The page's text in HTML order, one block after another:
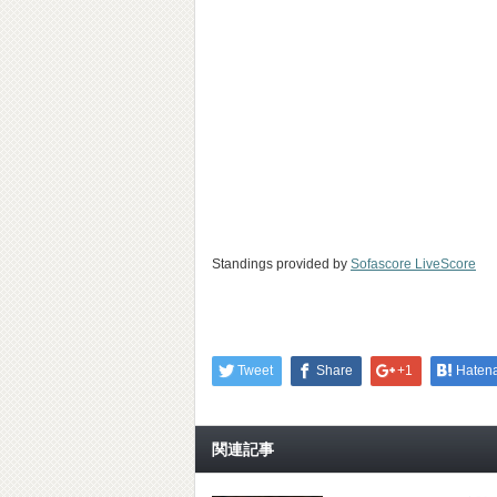
Standings provided by Sofascore LiveScore
Tweet Share +1
関連記事